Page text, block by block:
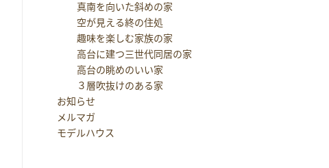
真南を向いた斜めの家
空が見える終の住処
趣味を楽しむ家族の家
高台に建つ三世代同居の家
高台の眺めのいい家
３層吹抜けのある家
お知らせ
メルマガ
モデルハウス